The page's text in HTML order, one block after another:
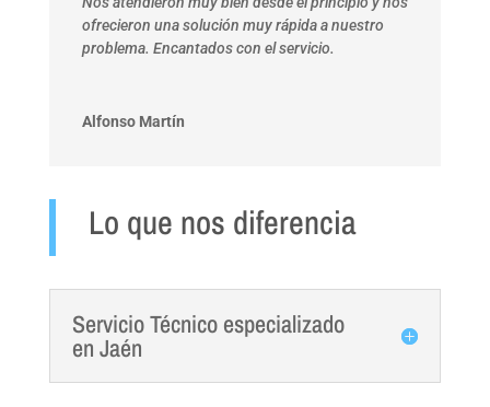
ofrecieron una solución muy rápida a nuestro
problema. Encantados con el servicio.
Alfonso Martín
Lo que nos diferencia
Servicio Técnico especializado
en Jaén